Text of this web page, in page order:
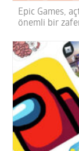
Epic Games,
önemli bir